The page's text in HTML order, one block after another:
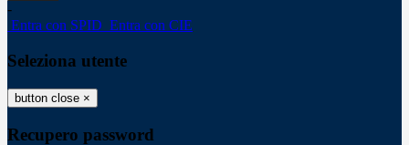
-
Entra con SPID Entra con CIE
Seleziona utente
button close ×
Recupero password